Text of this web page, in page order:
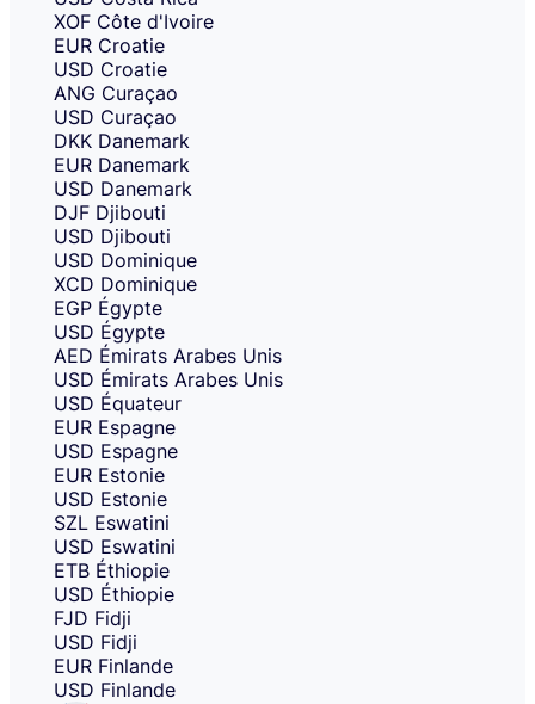
XOF Côte d'Ivoire
EUR Croatie
USD Croatie
ANG Curaçao
USD Curaçao
DKK Danemark
EUR Danemark
USD Danemark
DJF Djibouti
USD Djibouti
USD Dominique
XCD Dominique
EGP Égypte
USD Égypte
AED Émirats Arabes Unis
USD Émirats Arabes Unis
USD Équateur
EUR Espagne
USD Espagne
EUR Estonie
USD Estonie
SZL Eswatini
USD Eswatini
ETB Éthiopie
USD Éthiopie
FJD Fidji
USD Fidji
EUR Finlande
USD Finlande